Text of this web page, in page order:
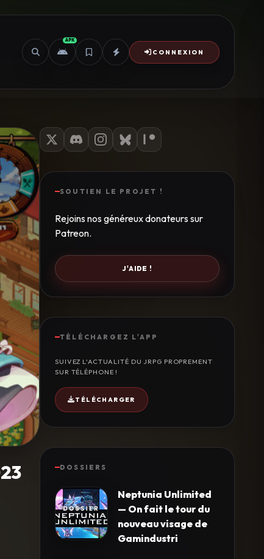
APK
CONNEXION
SOUTIEN LE PROJET !
Rejoins nos généreux donateurs sur
Patreon.
J'AIDE !
TÉLÉCHARGEZ L'APP
SUIVEZ L'ACTUALITÉ DU JRPG PROPREMENT
SUR TÉLÉPHONE !
TÉLÉCHARGER
DOSSIERS
Neptunia Unlimited
— On fait le tour du
nouveau visage de
Gamindustri